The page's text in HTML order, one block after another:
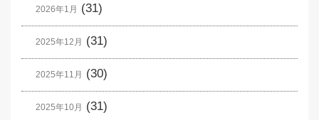
2026年1月 (31)
2025年12月 (31)
2025年11月 (30)
2025年10月 (31)